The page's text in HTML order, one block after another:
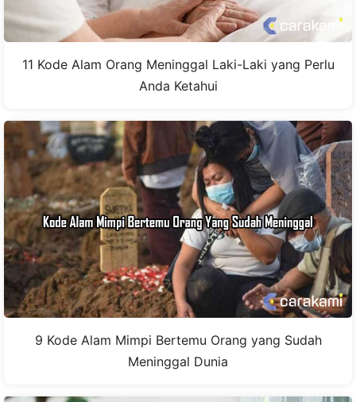
11 Kode Alam Orang Meninggal Laki-Laki yang Perlu
Anda Ketahui
9 Kode Alam Mimpi Bertemu Orang yang Sudah
Meninggal Dunia